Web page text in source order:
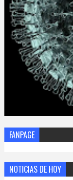
FANPAGE
NOTICIAS DE HOY